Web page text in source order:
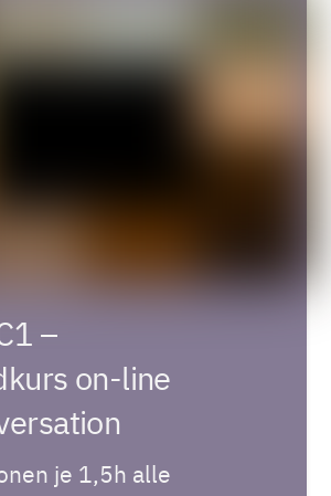
–
on-line
je 1,5h alle